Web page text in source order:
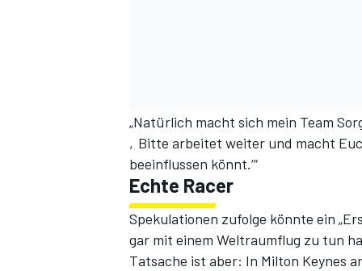
„Natürlich macht sich mein Team
‚Bitte arbeitet weiter und macht
beeinflussen könnt.‘“
Echte Racer
Spekulationen zufolge könnte ein
gar mit einem Weltraumflug zu tun
Tatsache ist aber: In Milton Keynes